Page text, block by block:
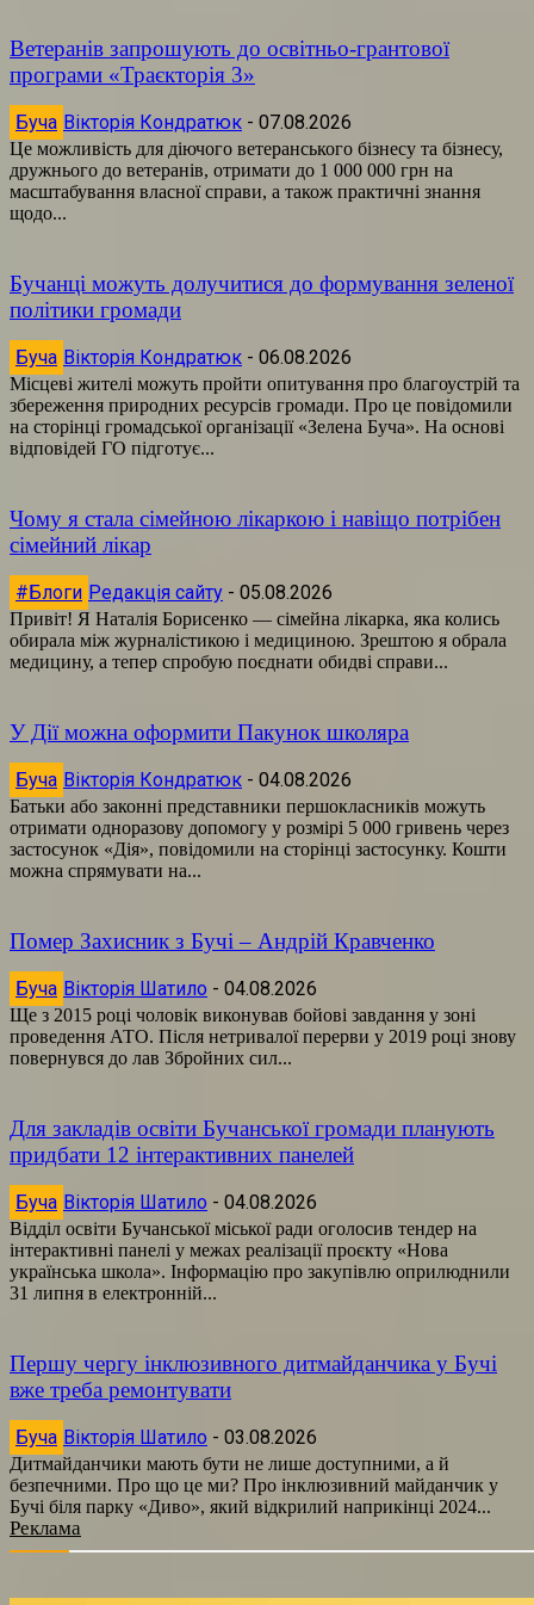
Ветеранів запрошують до освітньо-грантової
програми «Траєкторія 3»
Буча Вікторія Кондратюк - 07.08.2026
Це можливість для діючого ветеранського бізнесу та бізнесу,
дружнього до ветеранів, отримати до 1 000 000 грн на
масштабування власної справи, а також практичні знання
щодо...
Бучанці можуть долучитися до формування зеленої
політики громади
Буча Вікторія Кондратюк - 06.08.2026
Місцеві жителі можуть пройти опитування про благоустрій та
збереження природних ресурсів громади. Про це повідомили
на сторінці громадської організації «Зелена Буча». На основі
відповідей ГО підготує...
Чому я стала сімейною лікаркою і навіщо потрібен
сімейний лікар
#Блоги Редакція сайту - 05.08.2026
Привіт! Я Наталія Борисенко — сімейна лікарка, яка колись
обирала між журналістикою і медициною. Зрештою я обрала
медицину, а тепер спробую поєднати обидві справи...
У Дії можна оформити Пакунок школяра
Буча Вікторія Кондратюк - 04.08.2026
Батьки або законні представники першокласників можуть
отримати одноразову допомогу у розмірі 5 000 гривень через
застосунок «Дія», повідомили на сторінці застосунку. Кошти
можна спрямувати на...
Помер Захисник з Бучі – Андрій Кравченко
Буча Вікторія Шатило - 04.08.2026
Ще з 2015 році чоловік виконував бойові завдання у зоні
проведення АТО. Після нетривалої перерви у 2019 році знову
повернувся до лав Збройних сил...
Для закладів освіти Бучанської громади планують
придбати 12 інтерактивних панелей
Буча Вікторія Шатило - 04.08.2026
Відділ освіти Бучанської міської ради оголосив тендер на
інтерактивні панелі у межах реалізації проєкту «Нова
українська школа». Інформацію про закупівлю оприлюднили
31 липня в електронній...
Першу чергу інклюзивного дитмайданчика у Бучі
вже треба ремонтувати
Буча Вікторія Шатило - 03.08.2026
Дитмайданчики мають бути не лише доступними, а й
безпечними. Про що це ми? Про інклюзивний майданчик у
Бучі біля парку «Диво», який відкрилий наприкінці 2024...
Реклама